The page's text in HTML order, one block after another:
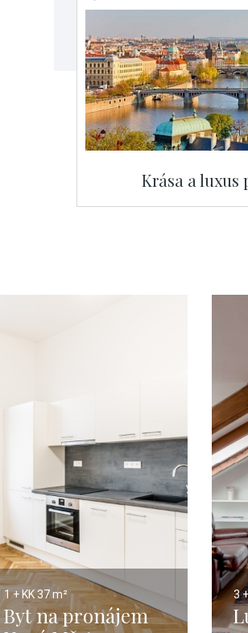
Krása a luxus
1 + KK37 m²
Byt na pronájem
3